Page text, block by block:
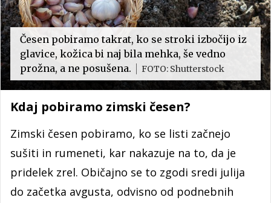
Česen pobiramo takrat, ko se stroki izbočijo iz
glavice, kožica bi naj bila mehka, še vedno
prožna, a ne posušena.
FOTO: Shutterstock
Kdaj pobiramo zimski česen?
Zimski česen pobiramo, ko se listi začnejo
sušiti in rumeneti, kar nakazuje na to, da je
pridelek zrel. Običajno se to zgodi sredi julija
do začetka avgusta, odvisno od podnebnih